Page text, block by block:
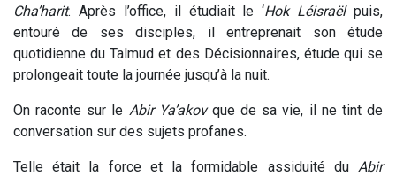
Cha’harit. Après l’office, il étudiait le ‘Hok Léisraëlpuis,
entouré de ses disciples, il entreprenait son étude
quotidienne du Talmud et des Décisionnaires, étude qui se
prolongeait toute la journée jusqu’à la nuit.
On raconte sur le Abir Ya’akovque de sa vie, il ne tint de
conversation sur des sujets profanes.
Telle était la force et la formidable assiduité du Abir